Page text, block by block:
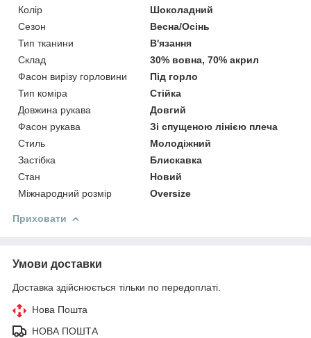
Колір
Шоколадний
Сезон
Весна/Осінь
Тип тканини
В'язання
Склад
30% вовна, 70% акрил
Фасон вирізу горловини
Під горло
Тип коміра
Стійка
Довжина рукава
Довгий
Фасон рукава
Зі спущеною лінією плеча
Стиль
Молодіжний
Застібка
Блискавка
Стан
Новий
Міжнародний розмір
Oversize
Приховати
Умови доставки
Доставка здійснюється тільки по передоплаті.
Нова Пошта
НОВА ПОШТА